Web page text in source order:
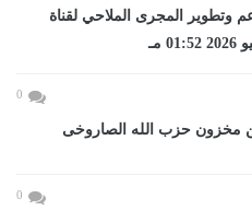
وتطوير المجرى الملاحي لقناة
0
0